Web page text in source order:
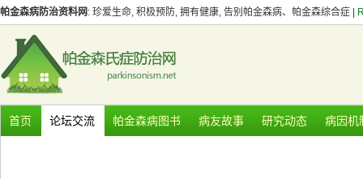
帕金森病防治资料网 : 珍爱生命, 积极预防, 拥有健康, 告别帕金森病、帕金森综合症 |
首页 论坛交流 帕金森病图书 病友故事 研究动态 病因机